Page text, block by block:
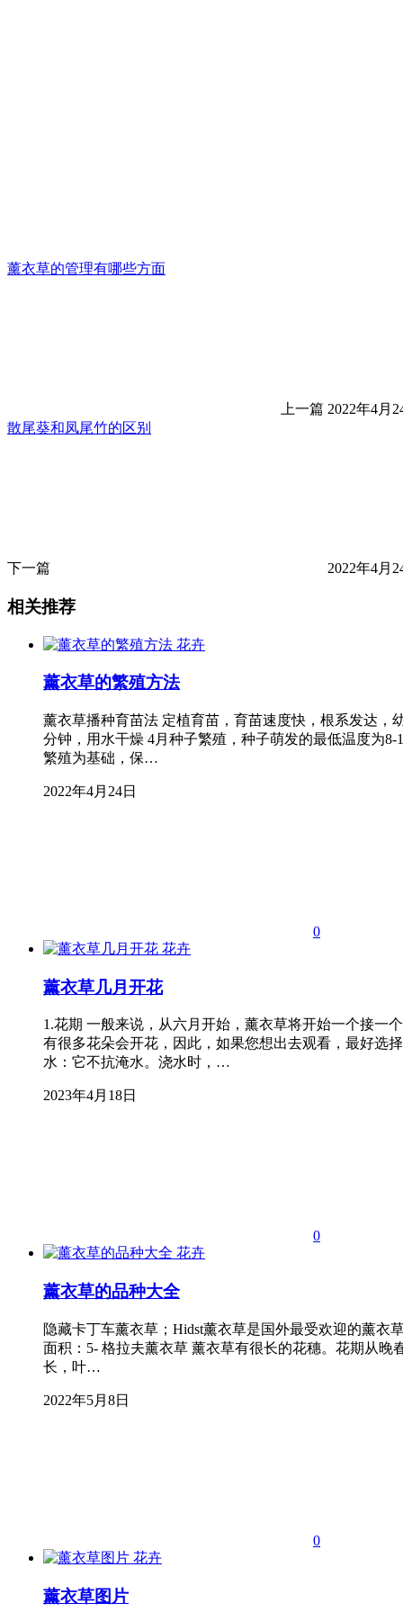
薰衣草的管理有哪些方面
上一篇 2022年4月
散尾葵和凤尾竹的区别
下一篇 2022年4月
相关推荐
花卉
薰衣草的繁殖方法
薰衣草播种育苗法 定植育苗，育苗速度快，根系发达，
分钟，用水干燥 4月种子繁殖，种子萌发的最低温度为
繁殖为基础，保…
2022年4月24日
0
花卉
薰衣草几月开花
1.花期 一般来说，从六月开始，薰衣草将开始一个接一
有很多花朵会开花，因此，如果您想出去观看，最好选
水：它不抗淹水。浇水时，…
2023年4月18日
0
花卉
薰衣草的品种大全
隐藏卡丁车薰衣草；Hidst薰衣草是国外最受欢迎的薰衣
面积：5- 格拉夫薰衣草 薰衣草有很长的花穗。花期从晚
长，叶…
2022年5月8日
0
花卉
薰衣草图片